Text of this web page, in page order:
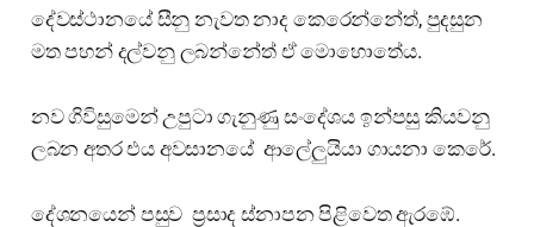
දේවස්ථානයේ සීනු නැවත නාද කෙරෙන්නේත්, පුදසුන
මත පහන් දල්වනු ලබන්නේත් ඒ මොහොතේය.
නව ගිවිසුමෙන් උපුටා ගැනුණු සංදේශය ඉන්පසු කියවනු
ලබන අතර එය අවසානයේ ආලේලුයියා ගායනා කෙරේ.
දේශනයෙන් පසුව ප්‍රසාද ස්නාපන පිළිවෙත ඇරඹේ.